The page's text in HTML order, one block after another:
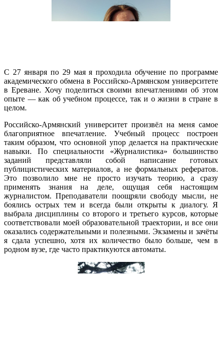
С 27 января по 29 мая я проходила обучение по программе
академического обмена в Российско-Армянском университете
в Ереване. Хочу поделиться своими впечатлениями об этом
опыте — как об учебном процессе, так и о жизни в стране в
целом.
Российско-Армянский университет произвёл на меня самое
благоприятное впечатление. Учебный процесс построен
таким образом, что основной упор делается на практические
навыки. По специальности «Журналистика» большинство
заданий представляли собой написание готовых
публицистических материалов, а не формальных рефератов.
Это позволило мне не просто изучать теорию, а сразу
применять знания на деле, ощущая себя настоящим
журналистом. Преподаватели поощряли свободу мысли, не
боялись острых тем и всегда были открыты к диалогу. Я
выбрала дисциплины со второго и третьего курсов, которые
соответствовали моей образовательной траектории, и все они
оказались содержательными и полезными. Экзамены и зачёты
я сдала успешно, хотя их количество было больше, чем в
родном вузе, где часто практикуются автоматы.